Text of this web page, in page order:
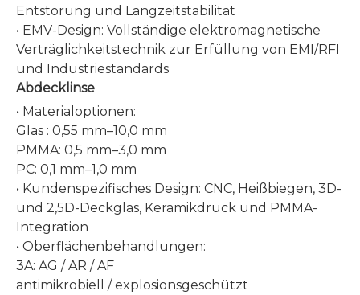
Entstörung und Langzeitstabilität
• EMV-Design: Vollständige elektromagnetische
Verträglichkeitstechnik zur Erfüllung von EMI/RFI
und Industriestandards
Abdecklinse
• Materialoptionen:
Glas : 0,55 mm–10,0 mm
PMMA: 0,5 mm–3,0 mm
PC: 0,1 mm–1,0 mm
• Kundenspezifisches Design: CNC, Heißbiegen, 3D-
und 2,5D-Deckglas, Keramikdruck und PMMA-
Integration
• Oberflächenbehandlungen:
3A: AG / AR / AF
antimikrobiell / explosionsgeschützt